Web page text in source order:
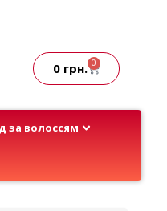
0 грн. 0
за волоссям